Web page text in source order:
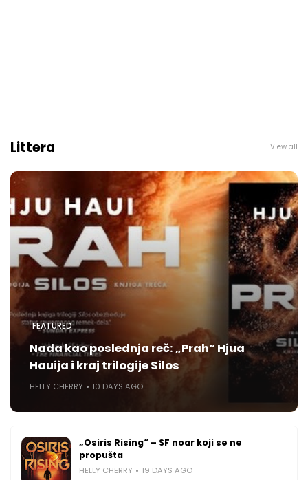
Littera View all
FEATURED
Nada kao poslednja reč: „Prah“ Hjua
Hauija i kraj trilogije Silos
HELLY CHERRY 10 DAYS AGO
„Osiris Rising“ – SF noar koji se ne
propušta
HELLY CHERRY 19 DAYS AGO